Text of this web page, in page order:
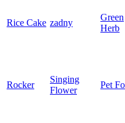
Rice Cake zadny
Green
Herb
Rocker
Singing
Flower
Pet